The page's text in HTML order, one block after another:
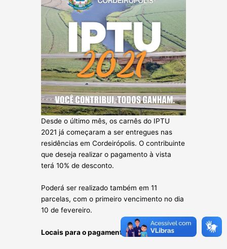
Desde o último mês, os carnês do IPTU
2021 já começaram a ser entregues nas
residências em Cordeirópolis. O contribuinte
que deseja realizar o pagamento à vista
terá 10% de desconto.
Poderá ser realizado também em 11
parcelas, com o primeiro vencimento no dia
10 de fevereiro.
Locais para o pagamento: